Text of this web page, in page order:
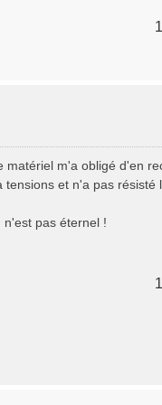
1
m'a obligé d'en
et n'a pas résisté
pas éternel !
1